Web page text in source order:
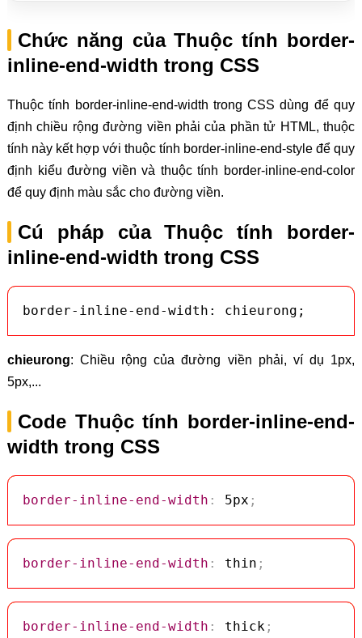
Chức năng của Thuộc tính border-
inline-end-width trong CSS
Thuộc tính border-inline-end-width trong CSS dùng để quy
định chiều rộng đường viền phải của phần tử HTML, thuộc
tính này kết hợp với thuộc tính border-inline-end-style để quy
định kiểu đường viền và thuộc tính border-inline-end-color
để quy định màu sắc cho đường viền.
Cú pháp của Thuộc tính border-
inline-end-width trong CSS
border-inline-end-width: chieurong;
chieurong: Chiều rộng của đường viền phải, ví dụ 1px,
5px,...
Code Thuộc tính border-inline-end-
width trong CSS
border-inline-end-width : 5px ;
border-inline-end-width : thin ;
border-inline-end-width : thick;